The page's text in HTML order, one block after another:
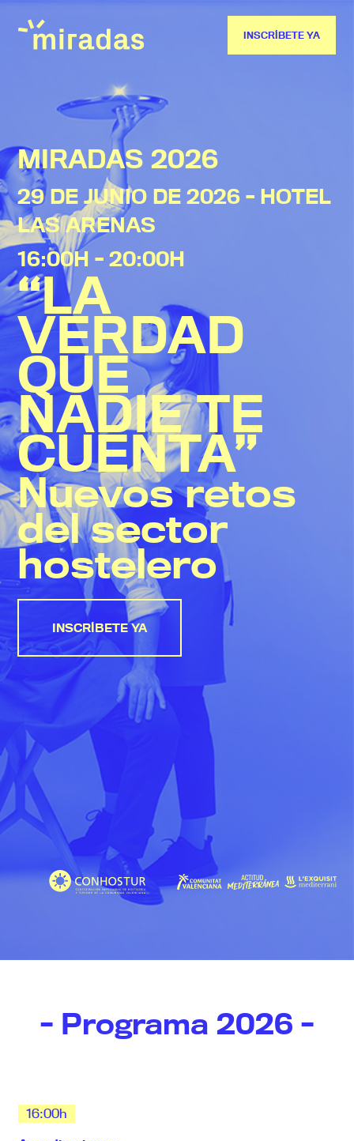
INSCRÍBETE YA
MIRADAS 2026
29 DE JUNIO DE 2026 - HOTEL
LAS ARENAS
16:00H - 20:00H
“LA
VERDAD
QUE
NADIETE
CUENTA”
Nuevos retos
del sector
hostelero
INSCRÍBETE YA
- Programa 2026 -
16:00h